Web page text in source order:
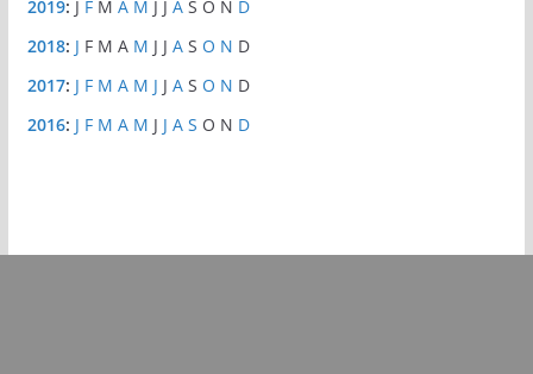
2019: J F M A M J J A S O N D
2018: J F M A M J J A S O N D
2017: J F M A M J J A S O N D
2016: J F M A M J J A S O N D